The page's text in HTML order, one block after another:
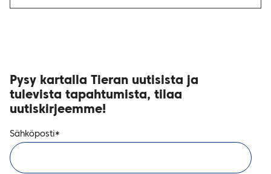
Pysy kartalla Tieran uutisista ja
tulevista tapahtumista, tilaa
uutiskirjeemme!
Sähköposti*